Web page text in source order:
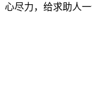
心尽力，给求助人一